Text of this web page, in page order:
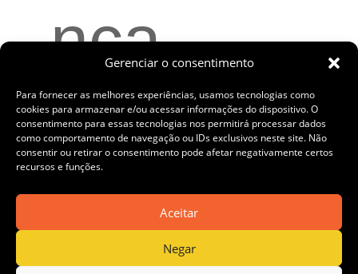
Gerenciar o consentimento
Para fornecer as melhores experiências, usamos tecnologias como
cookies para armazenar e/ou acessar informações do dispositivo. O
consentimento para essas tecnologias nos permitirá processar dados
como comportamento de navegação ou IDs exclusivos neste site. Não
consentir ou retirar o consentimento pode afetar negativamente certos
recursos e funções.
Aceitar
Negar
nça
AngloG